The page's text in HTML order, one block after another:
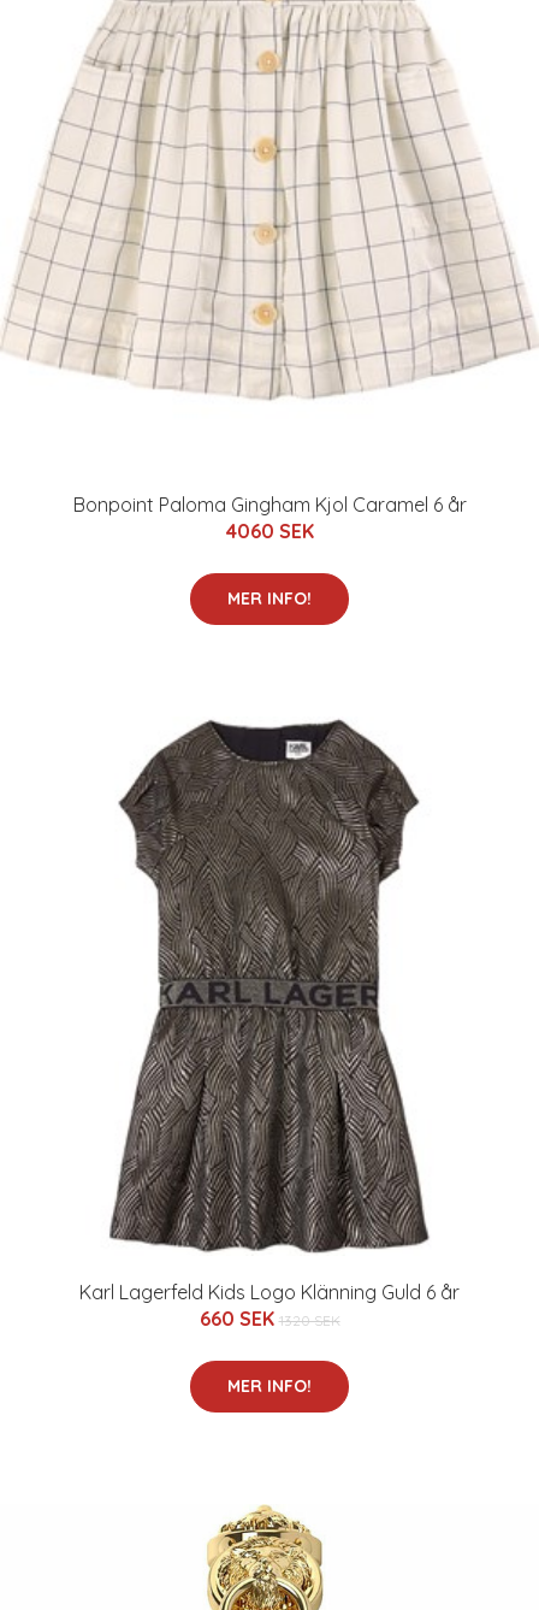
Bonpoint Paloma Gingham Kjol Caramel 6 år
4060 SEK
MER INFO!
Karl Lagerfeld Kids Logo Klänning Guld 6 år
660 SEK 1320 SEK
MER INFO!